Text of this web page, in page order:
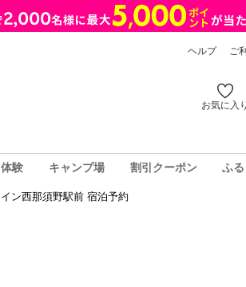
ヘルプ ご
お気に入り
験 キャンプ場 割引クーポン ふ
ン西那須野駅前 宿泊予約